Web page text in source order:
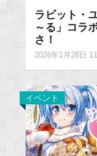
ラビット・
～る」コラ
さ！
2026年1月28日
イベント